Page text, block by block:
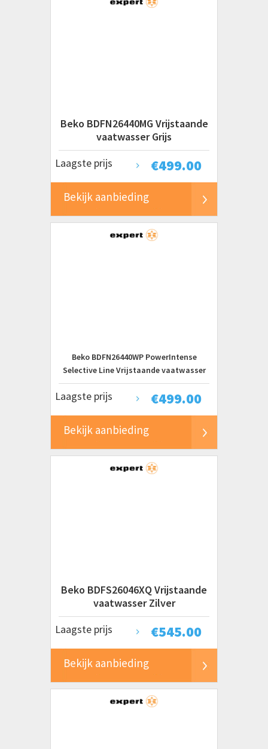
Beko BDFN26440MG Vrijstaande
vaatwasser Grijs
€499.00
Laagste prijs
Bekijk aanbieding
Beko BDFN26440WP PowerIntense
Selective Line Vrijstaande vaatwasser
Wit
€499.00
Laagste prijs
Bekijk aanbieding
Beko BDFS26046XQ Vrijstaande
vaatwasser Zilver
€545.00
Laagste prijs
Bekijk aanbieding